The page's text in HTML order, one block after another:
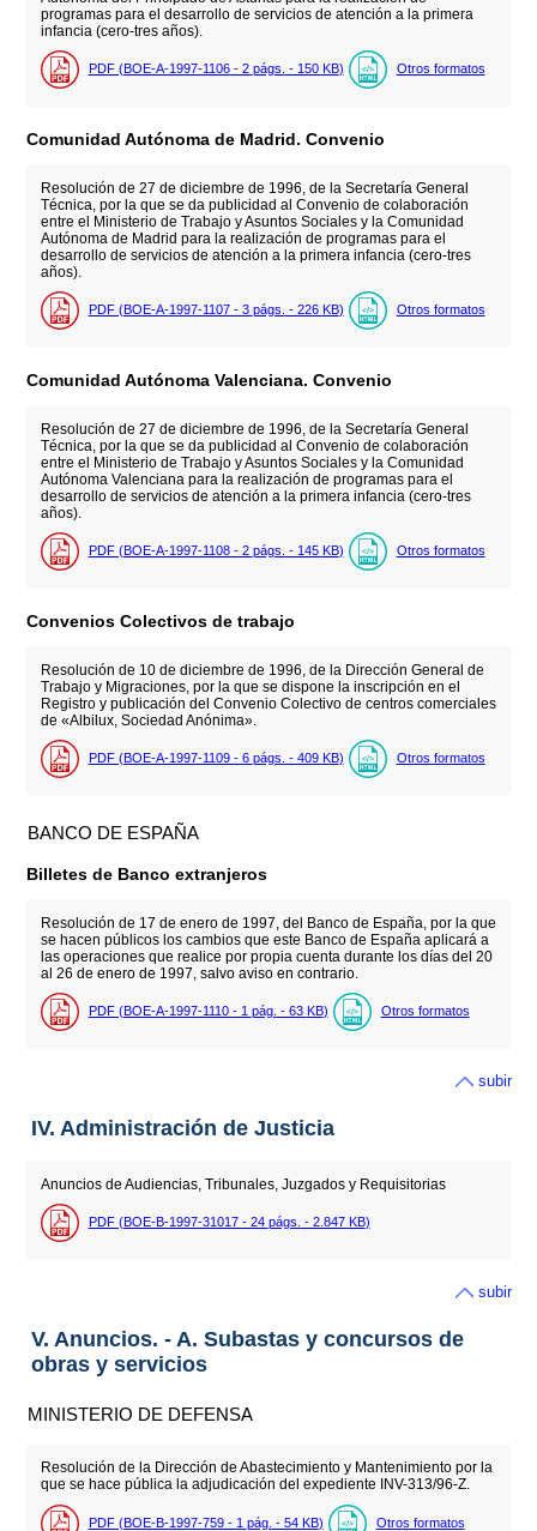
programas para el desarrollo de servicios de atención a la primera
infancia (cero-tres años).
PDF (BOE-A-1997-1106 - 2 págs. - 150 KB) Otros formatos
Comunidad Autónoma de Madrid. Convenio
Resolución de 27 de diciembre de 1996, de la Secretaría General
Técnica, por la que se da publicidad al Convenio de colaboración
entre el Ministerio de Trabajo y Asuntos Sociales y la Comunidad
Autónoma de Madrid para la realización de programas para el
desarrollo de servicios de atención a la primera infancia (cero-tres
años).
PDF (BOE-A-1997-1107 - 3 págs. - 226 KB) Otros formatos
Comunidad Autónoma Valenciana. Convenio
Resolución de 27 de diciembre de 1996, de la Secretaría General
Técnica, por la que se da publicidad al Convenio de colaboración
entre el Ministerio de Trabajo y Asuntos Sociales y la Comunidad
Autónoma Valenciana para la realización de programas para el
desarrollo de servicios de atención a la primera infancia (cero-tres
años).
PDF (BOE-A-1997-1108 - 2 págs. - 145 KB) Otros formatos
Convenios Colectivos de trabajo
Resolución de 10 de diciembre de 1996, de la Dirección General de
Trabajo y Migraciones, por la que se dispone la inscripción en el
Registro y publicación del Convenio Colectivo de centros comerciales
de «Albilux, Sociedad Anónima».
PDF (BOE-A-1997-1109 - 6 págs. - 409 KB) Otros formatos
BANCO DE ESPAÑA
Billetes de Banco extranjeros
Resolución de 17 de enero de 1997, del Banco de España, por la que
se hacen públicos los cambios que este Banco de España aplicará a
las operaciones que realice por propia cuenta durante los días del 20
al 26 de enero de 1997, salvo aviso en contrario.
PDF (BOE-A-1997-1110 - 1 pág. - 63 KB) Otros formatos
subir
IV. Administración de Justicia
Anuncios de Audiencias, Tribunales, Juzgados y Requisitorias
PDF (BOE-B-1997-31017 - 24 págs. - 2.847 KB)
subir
V. Anuncios. - A. Subastas y concursos de
obras y servicios
MINISTERIO DE DEFENSA
Resolución de la Dirección de Abastecimiento y Mantenimiento por la
que se hace pública la adjudicación del expediente INV-313/96-Z.
PDF (BOE-B-1997-759 - 1 pág. - 54 KB) Otros formatos